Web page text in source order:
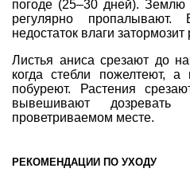
погоде (25–30 дней).
регулярно
недостаток влаги затормозит
Листья аниса срезают до
когда cтебли пожелтеют, а
побуреют. Растения
вывешивают
проветриваемом месте.
РЕКОМЕНДАЦИИ ПО УХОДУ